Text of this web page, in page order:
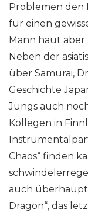
Problemen den
für einen
Mann haut aber
Neben der
über Samurai,
Geschichte
Jungs auch
Kollegen in
Chaos“ finden
auch überhaupt
Dragon“, das